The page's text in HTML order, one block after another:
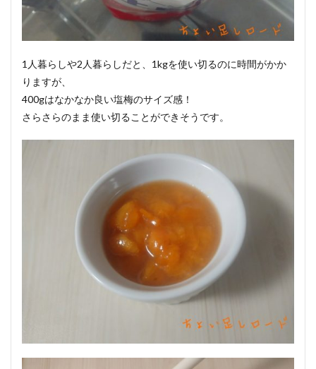
1人暮らしや2人暮らしだと、1kgを使い切るのに時間がかか
りますが、
400gはなかなか良い塩梅のサイズ感！
さらさらのまま使い切ることができそうです。